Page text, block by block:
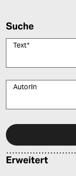
Suche
Text*
AutorIn
Erweitert